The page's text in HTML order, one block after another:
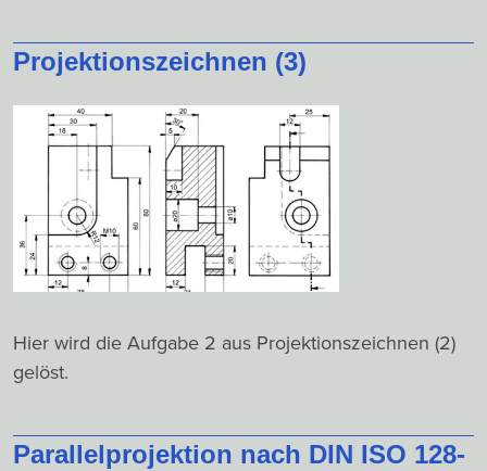
Projektionszeichnen (3)
Hier wird die Aufgabe 2 aus Projektionszeichnen (2)
gelöst.
Parallelprojektion nach DIN ISO 128-